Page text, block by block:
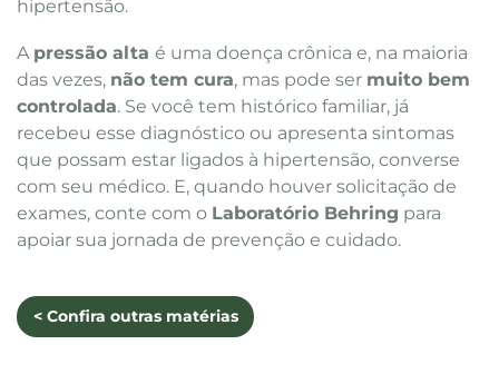
hipertensão.
A pressão alta é uma doença crônica e, na maioria
das vezes, não tem cura, mas pode ser muito bem
controlada. Se você tem histórico familiar, já
recebeu esse diagnóstico ou apresenta sintomas
que possam estar ligados à hipertensão, converse
com seu médico. E, quando houver solicitação de
exames, conte com o Laboratório Behring para
apoiar sua jornada de prevenção e cuidado.
< Confira outras matérias